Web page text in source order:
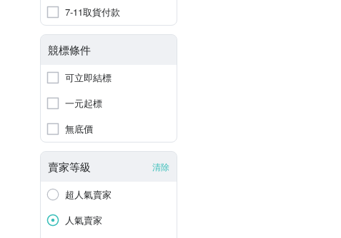
7-11取貨付款
競標條件
可立即結標
一元起標
無底價
賣家等級 清除
超人氣賣家
人氣賣家